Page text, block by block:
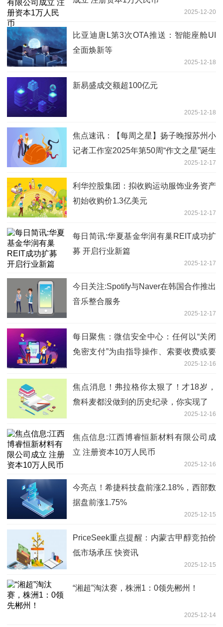
2025-12-20
比亚迪唐L第3次OTA推送：智能座舱UI
全面焕新等
2025-12-18
新易盛成交额超100亿元
2025-12-18
焦点速讯：【每周之星】扬子晚报苏州小
记者工作室2025年第50周“作文之星”诞生
2025-12-17
利华控股集团：拟收购运动服饰业务资产
初始收购价1.3亿美元
2025-12-17
每日简讯:华夏基金华润有巢REIT成功扩
募 开启行业新篇
2025-12-17
今日关注:Spotify与Naver在韩国合作推出
音乐整合服务
2025-12-17
每日聚焦：微信安全中心：任何以“关闭
免密支付”为由指导操作、索要收费或要
2025-12-16
焦点消息！弗拉格你太狠了！才18岁，
詹科麦都没做到的历史纪录，你实现了
2025-12-16
焦点信息:江西博睿恒新材料有限公司成
立 注册资本10万人民币
2025-12-16
今亮点！希捷科技盘前涨2.18%，西部数
据盘前涨1.75%
2025-12-15
PriceSeek重点提醒：内蒙古甲醇竞拍价
低市场承压 快资讯
2025-12-15
“湘超”淘汰赛，株洲1：0领先郴州！
2025-12-14